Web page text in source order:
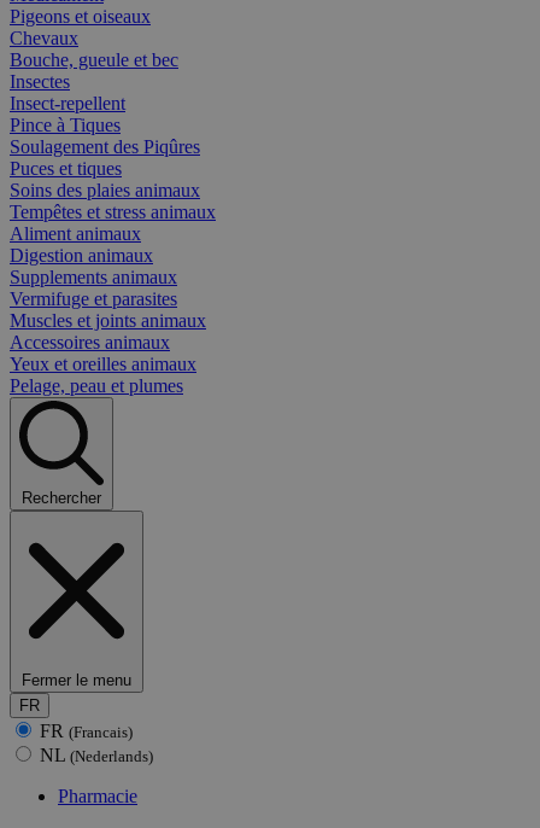
Pigeons et oiseaux
Chevaux
Bouche, gueule et bec
Insectes
Insect-repellent
Pince à Tiques
Soulagement des Piqûres
Puces et tiques
Soins des plaies animaux
Tempêtes et stress animaux
Aliment animaux
Digestion animaux
Supplements animaux
Vermifuge et parasites
Muscles et joints animaux
Accessoires animaux
Yeux et oreilles animaux
Pelage, peau et plumes
Rechercher
Fermer le menu
FR
FR (Francais)
NL (Nederlands)
Pharmacie